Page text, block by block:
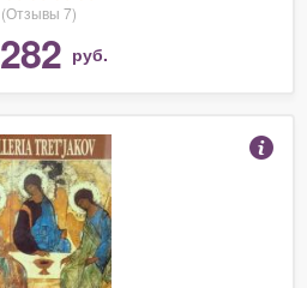
(Отзывы 7)
282 руб.